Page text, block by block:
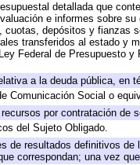
detallada que
e informes sobre
cuotas, depósitos y fianzas
transferidos al estado y
Federal de Presupuesto
a la deuda pública, en
Comunicación Social o
por contratación de
del Sujeto Obligado.
de resultados definitivos
correspondan; una vez